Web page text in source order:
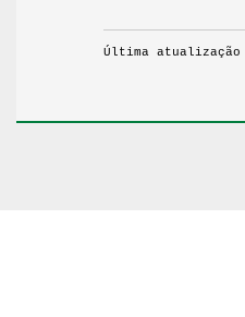
Última atualização